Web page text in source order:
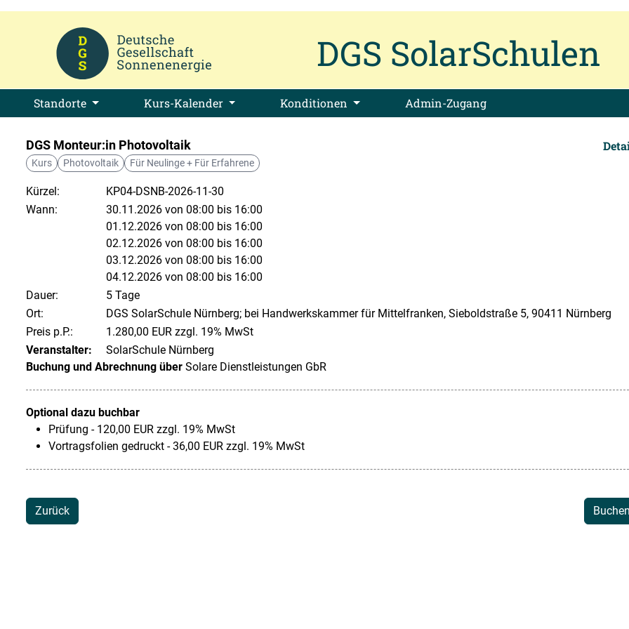
DGS SolarSchulen
Standorte Kurs-Kalender Konditionen Admin-Zugang
DGS Monteur:in Photovoltaik
Kurs Photovoltaik Für Neulinge + Für Erfahrene
Kürzel:
KP04-DSNB-2026-11-30
Wann:
30.11.2026 von 08:00 bis 16:00
01.12.2026 von 08:00 bis 16:00
02.12.2026 von 08:00 bis 16:00
03.12.2026 von 08:00 bis 16:00
04.12.2026 von 08:00 bis 16:00
Dauer:
5 Tage
Ort:
DGS SolarSchule Nürnberg; bei Handwerkskammer für Mittelfranken, Sieboldstraße 5, 90411 Nürnberg
Preis p.P.:
1.280,00 EUR zzgl. 19% MwSt
Veranstalter:
SolarSchule Nürnberg
Buchung und Abrechnung über Solare Dienstleistungen GbR
Optional dazu buchbar
Prüfung - 120,00 EUR zzgl. 19% MwSt
Vortragsfolien gedruckt - 36,00 EUR zzgl. 19% MwSt
Zurück